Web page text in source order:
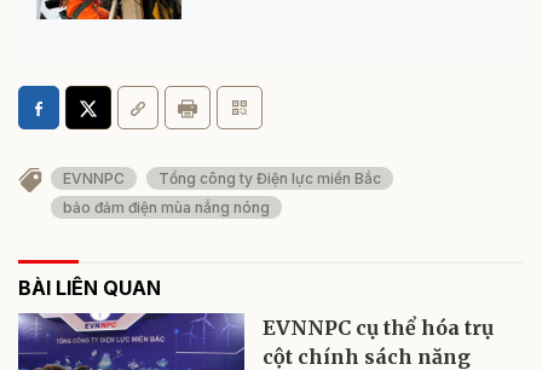
EVNNPC
Tổng công ty Điện lực miền Bắc
bảo đảm điện mùa nắng nóng
BÀI LIÊN QUAN
EVNNPC cụ thể hóa trụ
cột chính sách năng